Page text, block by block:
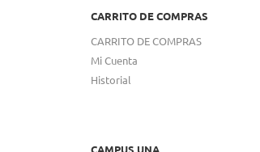
CARRITO DE COMPRAS
CARRITO DE COMPRAS
Mi Cuenta
Historial
CAMPUS UNA